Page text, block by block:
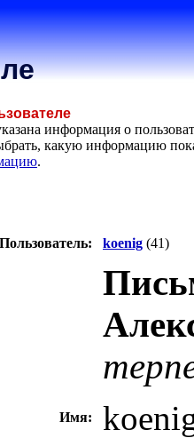
информация о
какую информацию
.
Пользователь: koenig (41)
Имя: